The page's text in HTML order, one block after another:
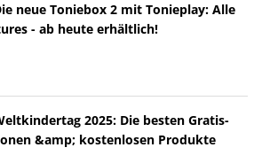
neue Toniebox 2 mit Tonieplay: Alle
- ab heute erhältlich!
2025: Die besten Gratis-
&amp; kostenlosen Produkte